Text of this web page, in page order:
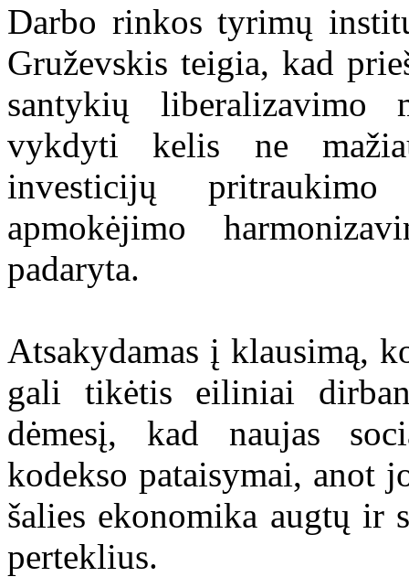
Darbo rinkos tyrimų
Gruževskis teigia, kad
santykių liberalizavimo
vykdyti kelis ne
investicijų
apmokėjimo
padaryta.
Atsakydamas į klausimą,
gali tikėtis eiliniai
dėmesį, kad naujas
kodekso pataisymai, anot
šalies ekonomika augtų ir
perteklius.